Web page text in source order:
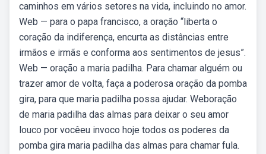
caminhos em vários setores na vida, incluindo no amor.
Web — para o papa francisco, a oração “liberta o
coração da indiferença, encurta as distâncias entre
irmãos e irmãs e conforma aos sentimentos de jesus”.
Web — oração a maria padilha. Para chamar alguém ou
trazer amor de volta, faça a poderosa oração da pomba
gira, para que maria padilha possa ajudar. Weboração
de maria padilha das almas para deixar o seu amor
louco por vocêeu invoco hoje todos os poderes da
pomba gira maria padilha das almas para chamar fula.